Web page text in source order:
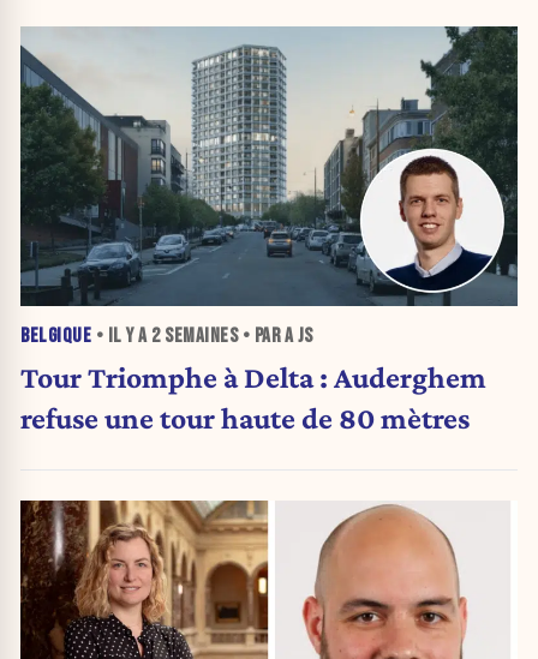
BELGIQUE • IL Y A 2 SEMAINES• PAR A JS
Tour Triomphe à Delta : Auderghem
refuse une tour haute de 80 mètres